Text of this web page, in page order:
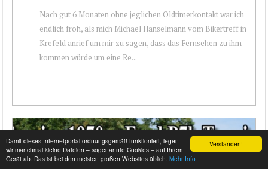
Verstanden!
Damit dieses Internetportal ordnungsgemäß funktioniert, legen
wir manchmal kleine Dateien – sogenannte Cookies – auf Ihrem
Gerät ab. Das ist bei den meisten großen Websites üblich. Mehr Info
Nach gut 6 Monaten ohne jeglichen Oldtimerkontakt war ich
endlich froh, als mich Michael Hanselmann vom Bikertreff in
Krefeld anrief um mir zu sagen, dass das Fernsehen zu ihm
kommen würde um eine Re...